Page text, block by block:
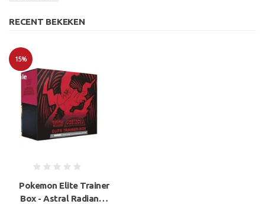
RECENT BEKEKEN
15%
Sale
Pokemon Elite Trainer
Box - Astral Radiance